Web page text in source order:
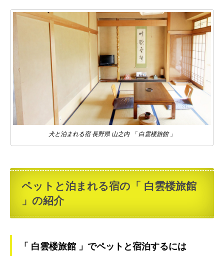
犬と泊まれる宿 長野県 山之内 「 白雲楼旅館 」
ペットと泊まれる宿の「 白雲楼旅館
」の紹介
「 白雲楼旅館 」でペットと宿泊するには